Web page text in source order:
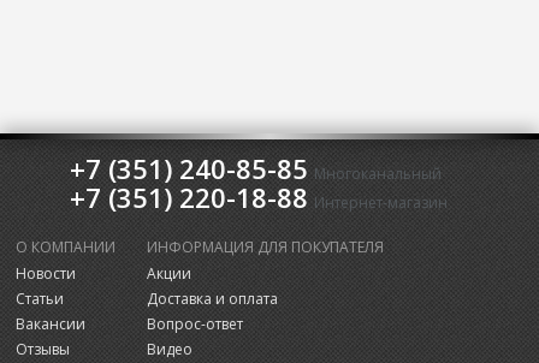
+7 (351) 240-85-85 Многоканальный
+7 (351) 220-18-88 Интернет-магазин
О КОМПАНИИ
Новости
Статьи
Вакансии
Отзывы
ИНФОРМАЦИЯ ДЛЯ ПОКУПАТЕЛЯ
Акции
Доставка и оплата
Вопрос-ответ
Видео